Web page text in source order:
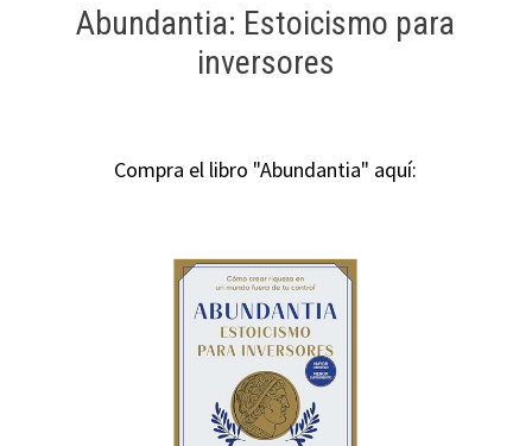
Abundantia: Estoicismo para
inversores
Compra el libro "Abundantia" aquí: